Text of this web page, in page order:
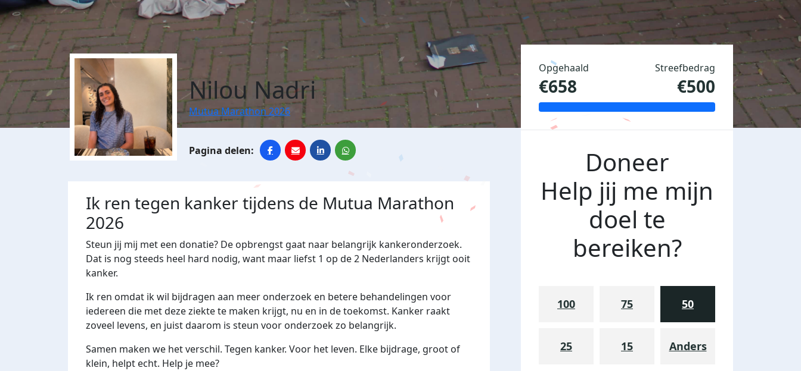
Nilou Nadri
Mutua Marathon 2026
Ik ren tegen kanker tijdens de Mutua Marathon
2026
Steun jij mij met een donatie? De opbrengst gaat naar belangrijk kankeronderzoek.
Dat is nog steeds heel hard nodig, want maar liefst 1 op de 2 Nederlanders krijgt ooit
kanker.
Ik ren omdat ik wil bijdragen aan meer onderzoek en betere behandelingen voor
iedereen die met deze ziekte te maken krijgt, nu en in de toekomst. Kanker raakt
zoveel levens, en juist daarom is steun voor onderzoek zo belangrijk.
Samen maken we het verschil. Tegen kanker. Voor het leven. Elke bijdrage, groot of
klein, helpt echt. Help je mee?
Opgehaald
€658
Streefbedrag
€500
Doneer
Help jij me mijn
doel te
bereiken?
100 75 50
25 15 Anders